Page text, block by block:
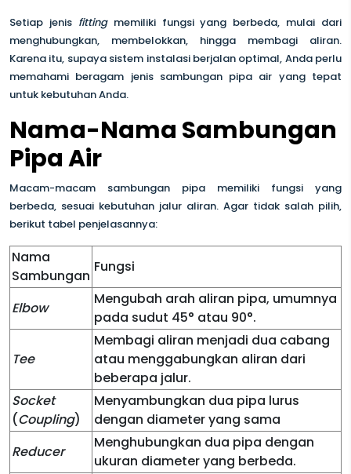
Setiap jenis fittingmemiliki fungsi yang berbeda, mulai dari
menghubungkan, membelokkan, hingga membagi aliran.
Karena itu, supaya sistem instalasi berjalan optimal, Anda perlu
memahami beragam jenis sambungan pipa air yang tepat
untuk kebutuhan Anda.
Nama-Nama Sambungan
Pipa Air
Macam-macam sambungan pipa memiliki fungsi yang
berbeda, sesuai kebutuhan jalur aliran. Agar tidak salah pilih,
berikut tabel penjelasannya:
Nama
Sambungan
Fungsi
Elbow
Mengubah arah aliran pipa, umumnya
pada sudut 45° atau 90°.
Tee
Membagi aliran menjadi dua cabang
atau menggabungkan aliran dari
beberapa jalur.
Socket
(Coupling)
Menyambungkan dua pipa lurus
dengan diameter yang sama
Reducer
Menghubungkan dua pipa dengan
ukuran diameter yang berbeda.